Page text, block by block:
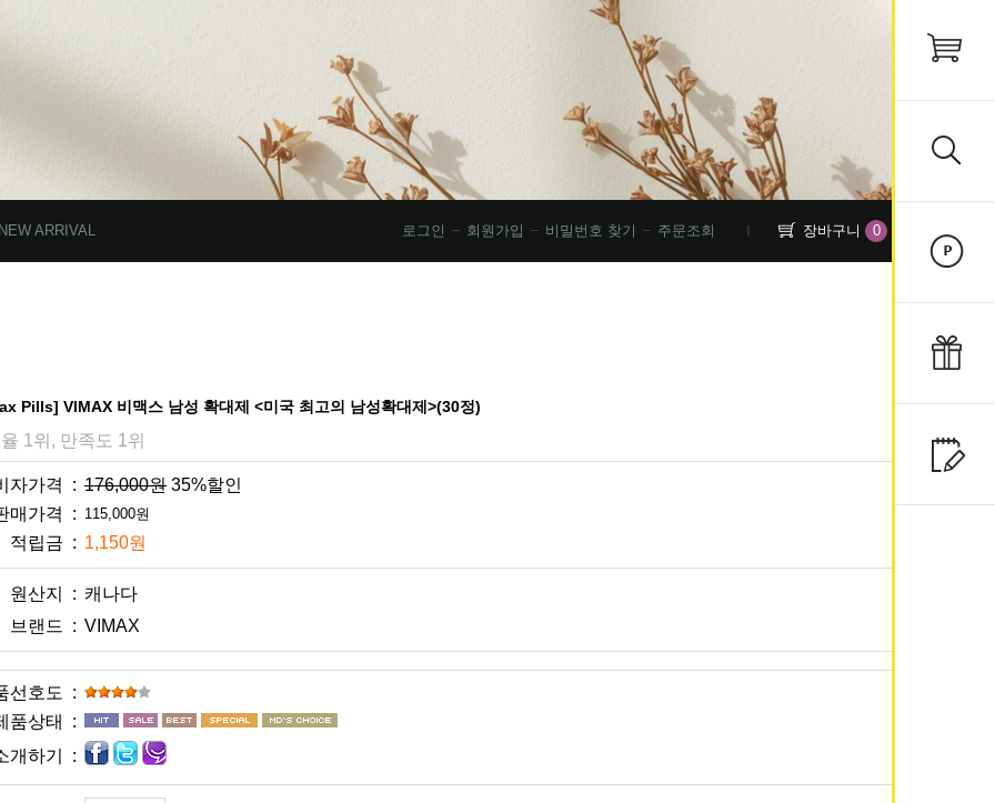
NEW ARRIVAL 장바구니 0
주문조회
비밀번호 찾기
회원가입
로그인
Pills] VIMAX 비맥스 남성 확대제 <미국 최고의 남성확대제>(30정)
1위, 만족도 1위
자가격 : 176,000원 35%할인
매가격 :
적립금 : 1,150원
원산지 : 캐나다
브랜드 : VIMAX
선호도 :
품상태 :
개하기 :